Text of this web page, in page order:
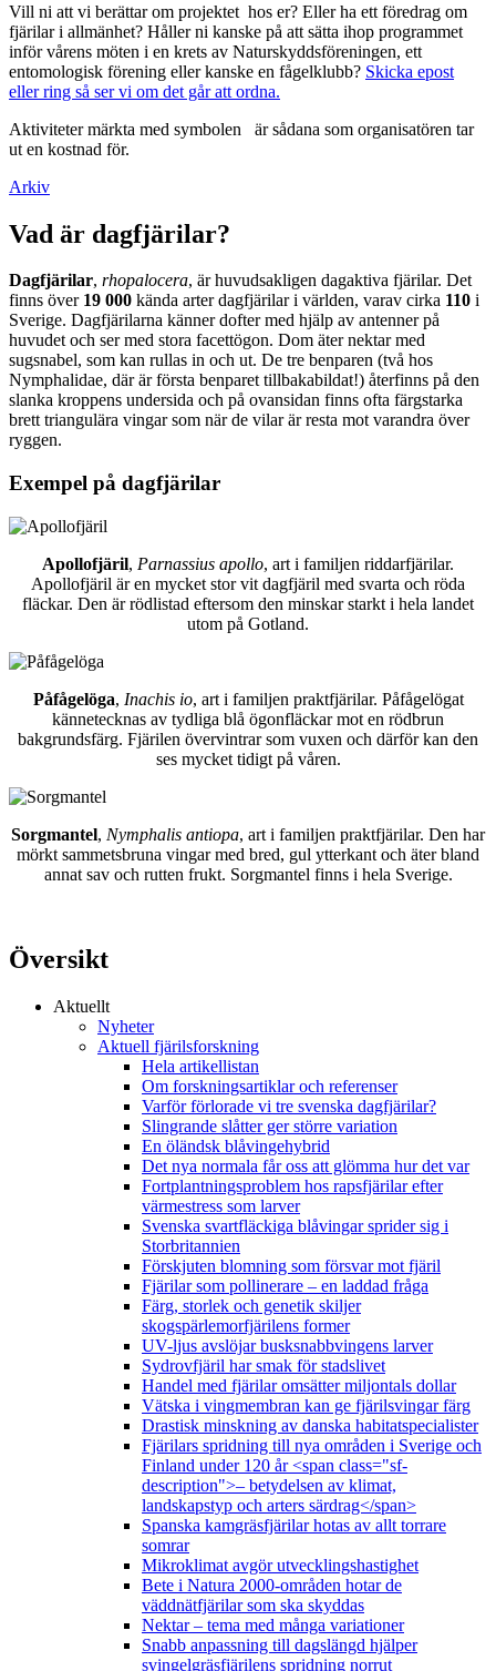
Vill ni att vi berättar om projektet hos er? Eller ha ett föredrag om
fjärilar i allmänhet? Håller ni kanske på att sätta ihop programmet
inför vårens möten i en krets av Naturskyddsföreningen, ett
entomologisk förening eller kanske en fågelklubb? Skicka epost
eller ring så ser vi om det går att ordna.
Aktiviteter märkta med symbolen
är sådana som organisatören tar
ut en kostnad för.
Arkiv
Vad är dagfjärilar?
Dagfjärilar, rhopalocera, är huvudsakligen dagaktiva fjärilar. Det
finns över 19 000 kända arter dagfjärilar i världen, varav cirka 110 i
Sverige. Dagfjärilarna känner dofter med hjälp av antenner på
huvudet och ser med stora facettögon. Dom äter nektar med
sugsnabel, som kan rullas in och ut. De tre benparen (två hos
Nymphalidae, där är första benparet tillbakabildat!) återfinns på den
slanka kroppens undersida och på ovansidan finns ofta färgstarka
brett triangulära vingar som när de vilar är resta mot varandra över
ryggen.
Exempel på dagfjärilar
Apollofjäril, Parnassius apollo, art i familjen riddarfjärilar.
Apollofjäril är en mycket stor vit dagfjäril med svarta och röda
fläckar. Den är rödlistad eftersom den minskar starkt i hela landet
utom på Gotland.
Påfågelöga, Inachis io, art i familjen praktfjärilar. Påfågelögat
kännetecknas av tydliga blå ögonfläckar mot en rödbrun
bakgrundsfärg. Fjärilen övervintrar som vuxen och därför kan den
ses mycket tidigt på våren.
Sorgmantel, Nymphalis antiopa, art i familjen praktfjärilar. Den har
mörkt sammetsbruna vingar med bred, gul ytterkant och äter bland
annat sav och rutten frukt. Sorgmantel finns i hela Sverige.
Översikt
Aktuellt
Nyheter
Aktuell fjärilsforskning
Hela artikellistan
Om forskningsartiklar och referenser
Varför förlorade vi tre svenska dagfjärilar?
Slingrande slåtter ger större variation
En öländsk blåvingehybrid
Det nya normala får oss att glömma hur det var
Fortplantningsproblem hos rapsfjärilar efter
värmestress som larver
Svenska svartfläckiga blåvingar sprider sig i
Storbritannien
Förskjuten blomning som försvar mot fjäril
Fjärilar som pollinerare – en laddad fråga
Färg, storlek och genetik skiljer
skogspärlemorfjärilens former
UV-ljus avslöjar busksnabbvingens larver
Sydrovfjäril har smak för stadslivet
Handel med fjärilar omsätter miljontals dollar
Vätska i vingmembran kan ge fjärilsvingar färg
Drastisk minskning av danska habitatspecialister
Fjärilars spridning till nya områden i Sverige och
Finland under 120 år <span class="sf-
description">– betydelsen av klimat,
landskapstyp och arters särdrag</span>
Spanska kamgräsfjärilar hotas av allt torrare
somrar
Mikroklimat avgör utvecklingshastighet
Bete i Natura 2000-områden hotar de
väddnätfjärilar som ska skyddas
Nektar – tema med många variationer
Snabb anpassning till dagslängd hjälper
svingelgräsfjärilens spridning norrut